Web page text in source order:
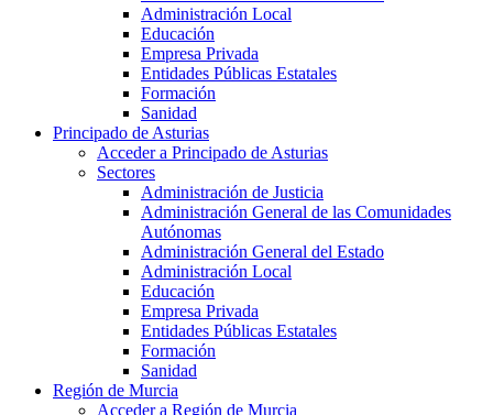
Administración Local
Educación
Empresa Privada
Entidades Públicas Estatales
Formación
Sanidad
Principado de Asturias
Acceder a Principado de Asturias
Sectores
Administración de Justicia
Administración General de las Comunidades
Autónomas
Administración General del Estado
Administración Local
Educación
Empresa Privada
Entidades Públicas Estatales
Formación
Sanidad
Región de Murcia
Acceder a Región de Murcia